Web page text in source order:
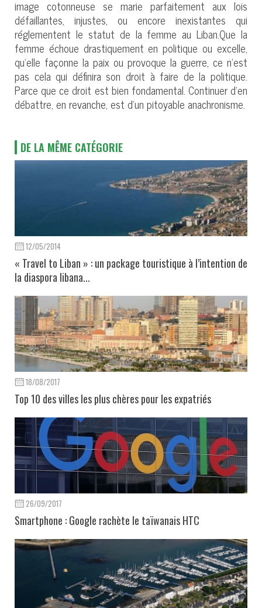
image cotonneuse se marie parfaitement aux lois
défaillantes, injustes, ou encore inexistantes qui
réglementent le statut de la femme au Liban.Que la
femme échoue drastiquement en politique ou excelle,
qu'elle façonne la paix ou provoque la guerre, ce n'est
pas cela qui définira son droit à faire de la politique.
Parce que ce droit est bien fondamental. Continuer d'en
débattre, en revanche, est d'un pitoyable anachronisme.
DE LA MÊME CATÉGORIE
12/05/2014
« Travel to Liban » : un package touristique à l’intention de
la diaspora libana...
18/08/2017
Top 10 des villes les plus chères pour les expatriés
26/09/2017
Smartphone : Google rachète le taïwanais HTC